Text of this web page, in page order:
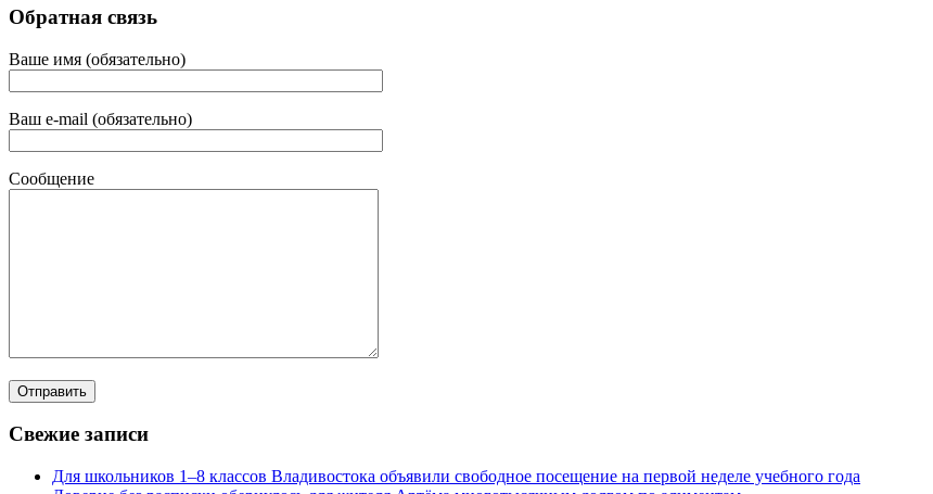
Обратная связь
Ваше имя (обязательно)
Ваш e-mail (обязательно)
Сообщение
Свежие записи
Для школьников 1–8 классов Владивостока объявили свободное посещение на первой неделе учебного года